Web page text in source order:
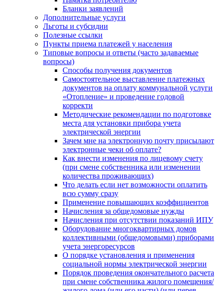
Бланки заявлений
Дополнительные услуги
Льготы и субсидии
Полезные ссылки
Пункты приема платежей у населения
Типовые вопросы и ответы (часто задаваемые
вопросы)
Способы получения документов
Самостоятельное выставление платежных
документов на оплату коммунальной услуги
«Отопление» и проведение годовой
корректи
Методические рекомендации по подготовке
места для установки прибора учета
электрической энергии
Зачем мне на электронную почту присылают
электронные чеки об оплате?
Как внести изменения по лицевому счету
(при смене собственника или изменении
количества проживающих)
Что делать если нет возможности оплатить
всю сумму сразу
Применение повышающих коэффициентов
Начисления за общедомовые нужды
Начисления при отсутствии показаний ИПУ
Оборудование многоквартирных домов
коллективными (общедомовыми) приборами
учета энергоресурсов
О порядке установления и применения
социальной нормы электрической энергии
Порядок проведения окончательного расчета
при смене собственника жилого помещения/